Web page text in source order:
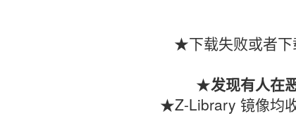
★下载失败或者下
★发现有人在
★Z-Library 镜像均